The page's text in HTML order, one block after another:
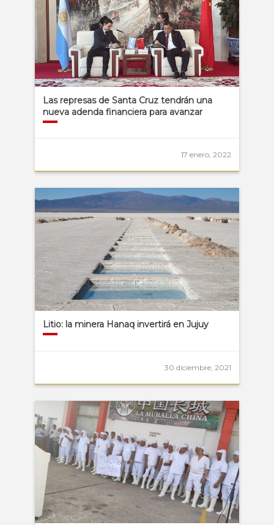
Las represas de Santa Cruz tendrán una
nueva adenda financiera para avanzar
17 enero, 2022
Litio: la minera Hanaq invertirá en Jujuy
30 diciembre, 2021